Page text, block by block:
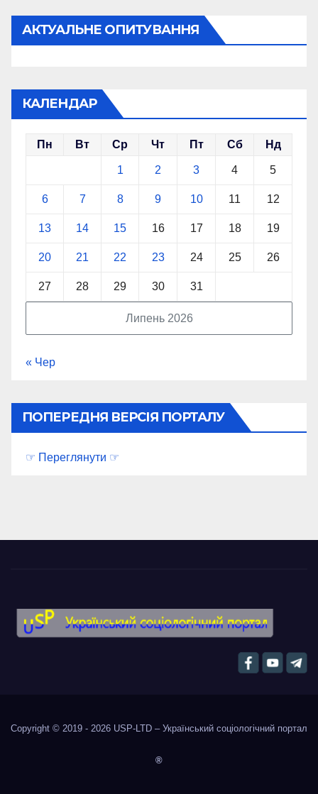
АКТУАЛЬНЕ ОПИТУВАННЯ
КАЛЕНДАР
Липень 2026
Пн Вт Ср Чт Пт Сб Нд
1 2 3 4 5
6 7 8 9 10 11 12
13 14 15 16 17 18 19
20 21 22 23 24 25 26
27 28 29 30 31
« Чер
ПОПЕРЕДНЯ ВЕРСІЯ ПОРТАЛУ
☞ Переглянути ☞
Copyright © 2019 - 2026 USP-LTD – Український соціологічний портал
®